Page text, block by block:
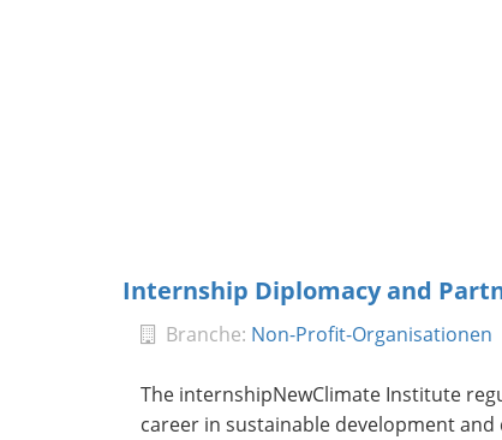
Internship Diplomacy and
Branche: Non-Profit-Organisationen
The internshipNewClimate Institute
career in sustainable development